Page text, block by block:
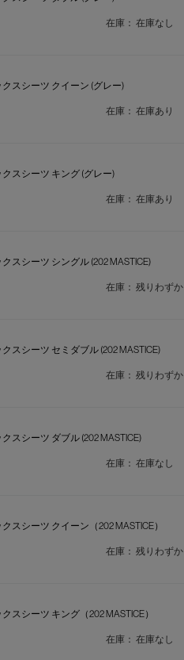
在庫： 在庫なし
クスシーツ クイーン (グレー)
在庫： 在庫あり
クスシーツ キング (グレー)
在庫： 在庫あり
スシーツ シングル (202 MASTICE)
在庫： 残りわずか
スシーツ セミダブル (202 MASTICE)
在庫： 残りわずか
スシーツ ダブル (202 MASTICE)
在庫： 在庫なし
スシーツ クイーン（202 MASTICE）
在庫： 残りわずか
スシーツ キング（202 MASTICE）
在庫： 在庫なし